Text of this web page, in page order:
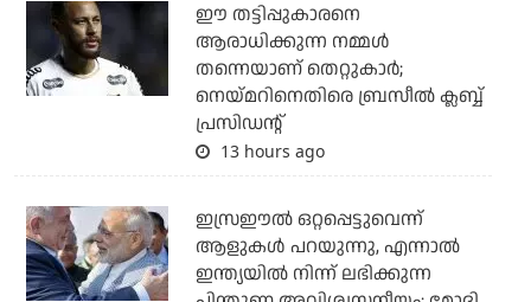
ഈ തട്ടിപ്പുകാരനെ
ആരാധിക്കുന്ന നമ്മള്‍
തന്നെയാണ് തെറ്റുകാര്‍;
നെയ്മറിനെതിരെ ബ്രസീല്‍ ക്ലബ്ബ്
പ്രസിഡന്റ്
13 hours ago
ഇസ്രഈല്‍ ഒറ്റപ്പെട്ടുവെന്ന്
ആളുകള്‍ പറയുന്നു, എന്നാല്‍
ഇന്ത്യയില്‍ നിന്ന് ലഭിക്കുന്ന